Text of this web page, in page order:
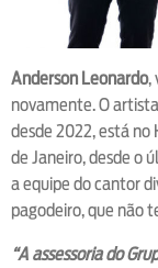
Anderson Leonardo,
novamente. O
desde 2022, está no
de Janeiro, desde o
a equipe do cantor
pagodeiro, que não
“A assessoria do